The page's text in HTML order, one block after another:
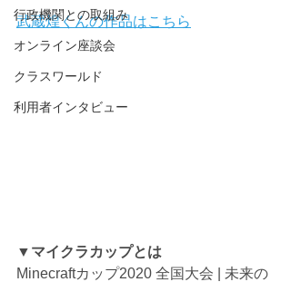
行政機関との取組み
オンライン座談会
クラスワールド
利用者インタビュー
武蔵煌くんの作品はこちら
▼マイクラカップとは
Minecraftカップ2020 全国大会 | 未来の